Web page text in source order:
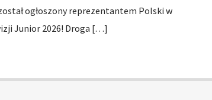
ogłoszony reprezentantem Polski w
Junior 2026! Droga […]